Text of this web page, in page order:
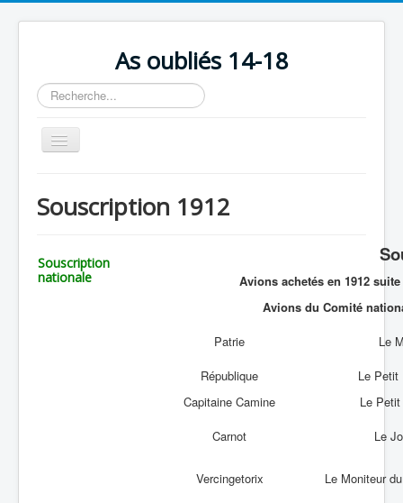
As oubliés 14-18
Rechercher
Basculer
la
Chronologie
Organisation
Souscription 1912
Souscription
nationale
Avions achetés en 1912
Avions du Comité
Patrie
Le
République
Le Petit
Capitaine Camine
Le
Carnot
Le
Vercingetorix
Le Moniteur